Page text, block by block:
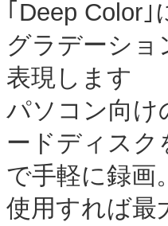
｢Deep Color
グラデーシ
表現します
パソコン向け
ードディスク
で手軽に録画
使用すれば最